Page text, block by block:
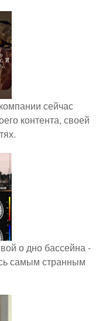
сейчас
контента, своей
о дно бассейна -
самым странным